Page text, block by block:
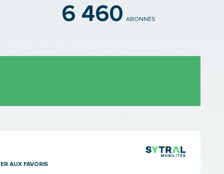
6 460 ABONNÉS
AUX FAVORIS
TCL